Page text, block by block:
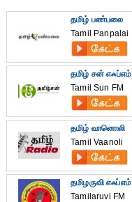
தமிழ் பண்பலை
Tamil Panpalai
தமிழ் சன் எஃப்எம்
Tamil Sun FM
தமிழ் வானொலி
Tamil Vaanoli
தமிழருவி எஃப்எம்
Tamilaruvi FM